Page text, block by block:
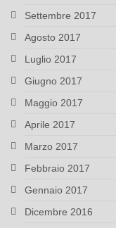
Settembre 2017
Agosto 2017
Luglio 2017
Giugno 2017
Maggio 2017
Aprile 2017
Marzo 2017
Febbraio 2017
Gennaio 2017
Dicembre 2016